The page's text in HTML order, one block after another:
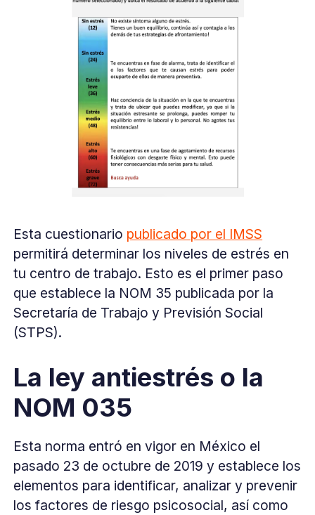
Esta cuestionario publicado por el IMSS
permitirá determinar los niveles de estrés en
tu centro de trabajo. Esto es el primer paso
que establece la NOM 35 publicada por la
Secretaría de Trabajo y Previsión Social
(STPS).
La ley antiestrés o la
NOM 035
Esta norma entró en vigor en México el
pasado 23 de octubre de 2019 y establece los
elementos para identificar, analizar y prevenir
los factores de riesgo psicosocial, así como